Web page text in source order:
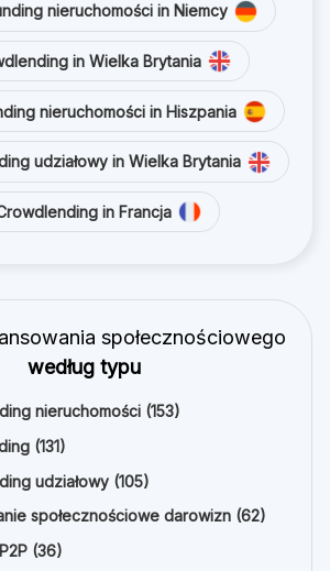
nieruchomości in Niemcy
in Wielka Brytania
nieruchomości in Hiszpania
udziałowy in Wielka Brytania
in Francja
społecznościowego
według typu
nieruchomości (153)
(131)
udziałowy (105)
społecznościowe darowizn (62)
(36)